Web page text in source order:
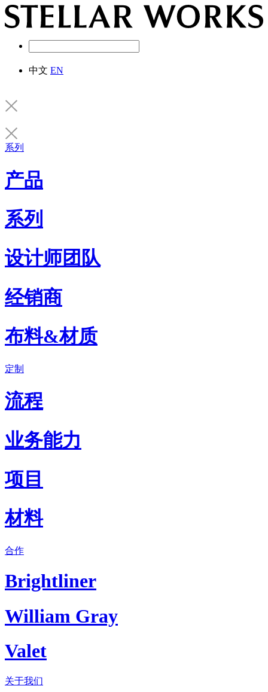
中文 EN
系列
产品
系列
设计师团队
经销商
布料&材质
定制
流程
业务能力
项目
材料
合作
Brightliner
William Gray
Valet
关于我们